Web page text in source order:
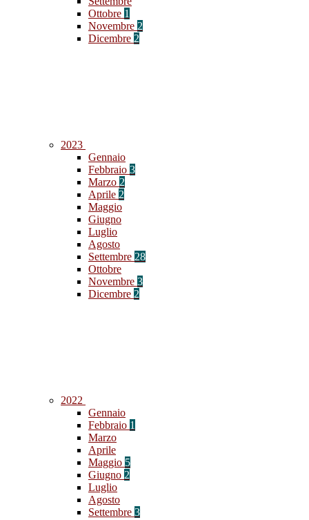
Ottobre 1
Novembre 2
Dicembre 2
2023
Gennaio
Febbraio 3
Marzo 2
Aprile 2
Maggio
Giugno
Luglio
Agosto
Settembre 28
Ottobre
Novembre 3
Dicembre 2
2022
Gennaio
Febbraio 1
Marzo
Aprile
Maggio 5
Giugno 2
Luglio
Agosto
Settembre 3